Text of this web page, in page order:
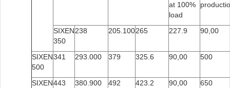
at 100%
load
SIXEN
350
238 205.100265 227.9 90,00
SIXEN
500
341 293.000 379 325.6 90,00 500
SIXEN443 380.900 492 423.2 90,00 650